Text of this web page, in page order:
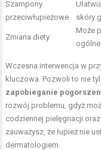
Szampony
przeciwłupieżowe
skóry
Zmiana diety
Może
Wczesna interwencja w
kluczowa. Pozwoli to nie
zapobieganie
rozwój problemu, gdyż
codziennej pielęgnacji
zauważysz, że łupież nie
dermatologiem.